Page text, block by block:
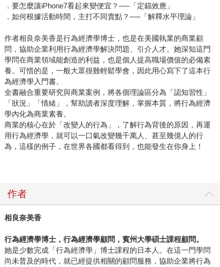
．要怎麼讓iPhone7看起來變便宜？──「定錨效應」
．如何根據活動時間，主打不同賣點？──「解釋水平理論」
作者相良奈美香是行為經濟學博士，也是在美國執業的商業顧
問，協助企業利用行為經濟學解決問題、引介人才。她深知這門
學問在商業領域能創造的利益，也是個人提高職場價值的必備素
養。可惜的是，一般大眾很難輕鬆學會，因此用心寫下了這本行
為經濟學入門書。
全書融合重要研究與商業案例，將各個理論區分為「認知習性」
「狀況」「情緒」，幫助讀者深度理解，掌握本質，將行為經濟
學內化為商業素養。
商業的核心在於「改變人的行為」，了解行為背後的原因，再運
用行為經濟學，就可以一口氣改變幾千萬人、甚至幾億人的行
為，這樣的例子，在世界各國都看得到，也能發生在你身上！
作者
相良奈美香
行為經濟學博士，行為經濟學顧問，賓州大學碩士課程顧問。
她是少數完成「行為經濟學」博士課程的日本人。在這一門學問
尚未普及的時代，就已經提供相關的顧問服務，協助企業將行為